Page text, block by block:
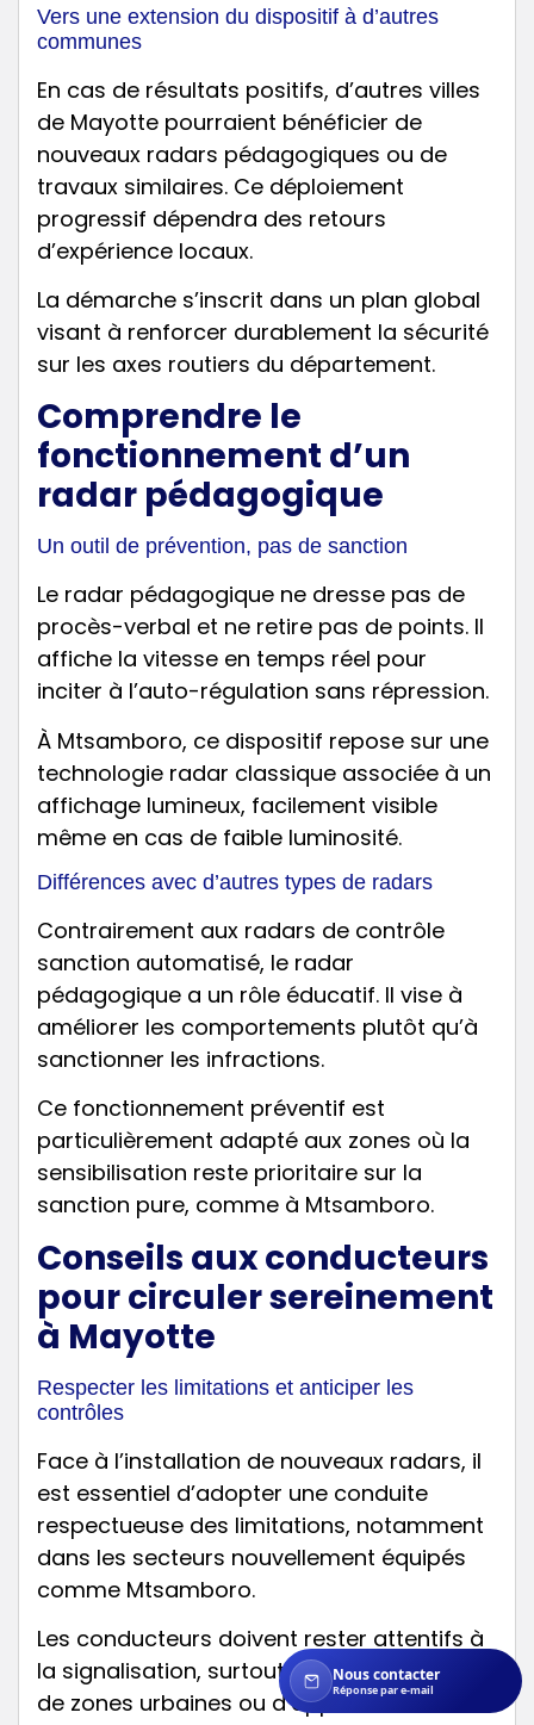
Vers une extension du dispositif à d’autres
communes
En cas de résultats positifs, d’autres villes
de Mayotte pourraient bénéficier de
nouveaux radars pédagogiques ou de
travaux similaires. Ce déploiement
progressif dépendra des retours
d’expérience locaux.
La démarche s’inscrit dans un plan global
visant à renforcer durablement la sécurité
sur les axes routiers du département.
Comprendre le
fonctionnement d’un
radar pédagogique
Un outil de prévention, pas de sanction
Le radar pédagogique ne dresse pas de
procès-verbal et ne retire pas de points. Il
affiche la vitesse en temps réel pour
inciter à l’auto-régulation sans répression.
À Mtsamboro, ce dispositif repose sur une
technologie radar classique associée à un
affichage lumineux, facilement visible
même en cas de faible luminosité.
Différences avec d’autres types de radars
Contrairement aux radars de contrôle
sanction automatisé, le radar
pédagogique a un rôle éducatif. Il vise à
améliorer les comportements plutôt qu’à
sanctionner les infractions.
Ce fonctionnement préventif est
particulièrement adapté aux zones où la
sensibilisation reste prioritaire sur la
sanction pure, comme à Mtsamboro.
Conseils aux conducteurs
pour circuler sereinement
à Mayotte
Respecter les limitations et anticiper les
contrôles
Face à l’installation de nouveaux radars, il
est essentiel d’adopter une conduite
respectueuse des limitations, notamment
dans les secteurs nouvellement équipés
comme Mtsamboro.
Les conducteurs doivent rester attentifs à
la signalisation, surtout lors de traversées
de zones urbaines ou d’approche de
Nous contacter
Réponse par e-mail